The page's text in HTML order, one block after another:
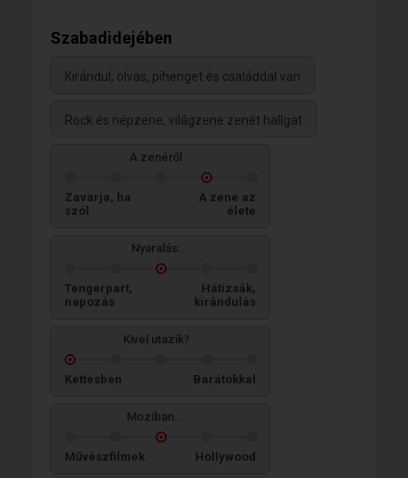
Szabadidejében
Kirándul, olvas, pihenget és családdal van
Rock és népzene, világzene zenét hallgat
A zenéről
Zavarja, ha
szól
A zene az
élete
Nyaralás:
Tengerpart,
napozás
Hátizsák,
kirándulás
Kivel utazik?
Kettesben Barátokkal
Moziban...
Művészfilmek Hollywood